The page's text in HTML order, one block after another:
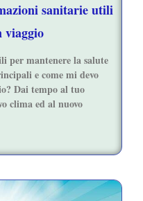
sanitarie utili
viaggio
per mantenere la salute
e come mi devo
Dai tempo al tuo
clima ed al nuovo